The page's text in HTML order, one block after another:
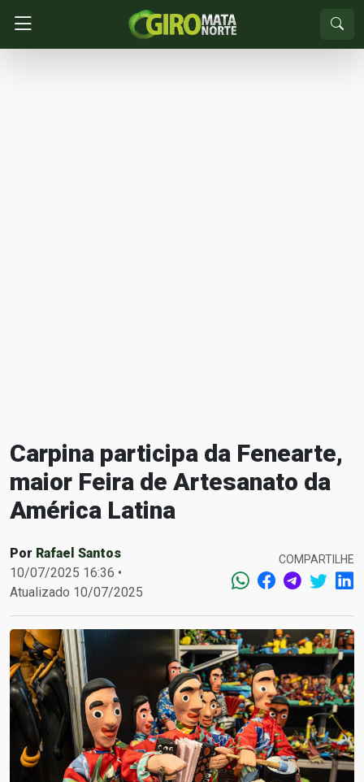
Carpina participa da Fenearte,
maior Feira de Artesanato da
América Latina
Por Rafael Santos
10/07/2025 16:36 •
Atualizado 10/07/2025
COMPARTILHE